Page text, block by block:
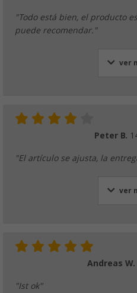
"Todo está bien, el producto
puede recomendar."
ver
Peter B.
"El artículo se ajusta, la
ver
Andreas W.
"Ist ok"